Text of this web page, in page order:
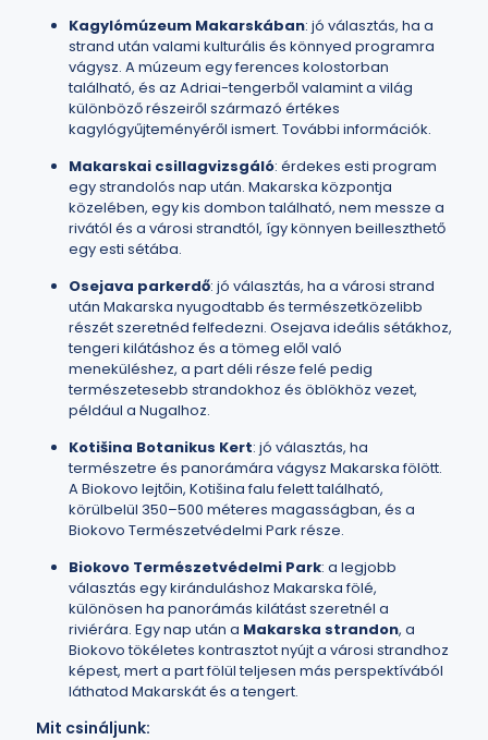
Kagylómúzeum Makarskában: jó választás, ha a
strand után valami kulturális és könnyed programra
vágysz. A múzeum egy ferences kolostorban
található, és az Adriai-tengerből valamint a világ
különböző részeiről származó értékes
kagylógyűjteményéről ismert. További információk.
Makarskai csillagvizsgáló: érdekes esti program
egy strandolós nap után. Makarska központja
közelében, egy kis dombon található, nem messze a
rivától és a városi strandtól, így könnyen beilleszthető
egy esti sétába.
Osejava parkerdő: jó választás, ha a városi strand
után Makarska nyugodtabb és természetközelibb
részét szeretnéd felfedezni. Osejava ideális sétákhoz,
tengeri kilátáshoz és a tömeg elől való
meneküléshez, a part déli része felé pedig
természetesebb strandokhoz és öblökhöz vezet,
például a Nugalhoz.
Kotišina Botanikus Kert: jó választás, ha
természetre és panorámára vágysz Makarska fölött.
A Biokovo lejtőin, Kotišina falu felett található,
körülbelül 350–500 méteres magasságban, és a
Biokovo Természetvédelmi Park része.
Biokovo Természetvédelmi Park: a legjobb
választás egy kiránduláshoz Makarska fölé,
különösen ha panorámás kilátást szeretnél a
riviérára. Egy nap után a Makarska strandon, a
Biokovo tökéletes kontrasztot nyújt a városi strandhoz
képest, mert a part fölül teljesen más perspektívából
láthatod Makarskát és a tengert.
Mit csináljunk: